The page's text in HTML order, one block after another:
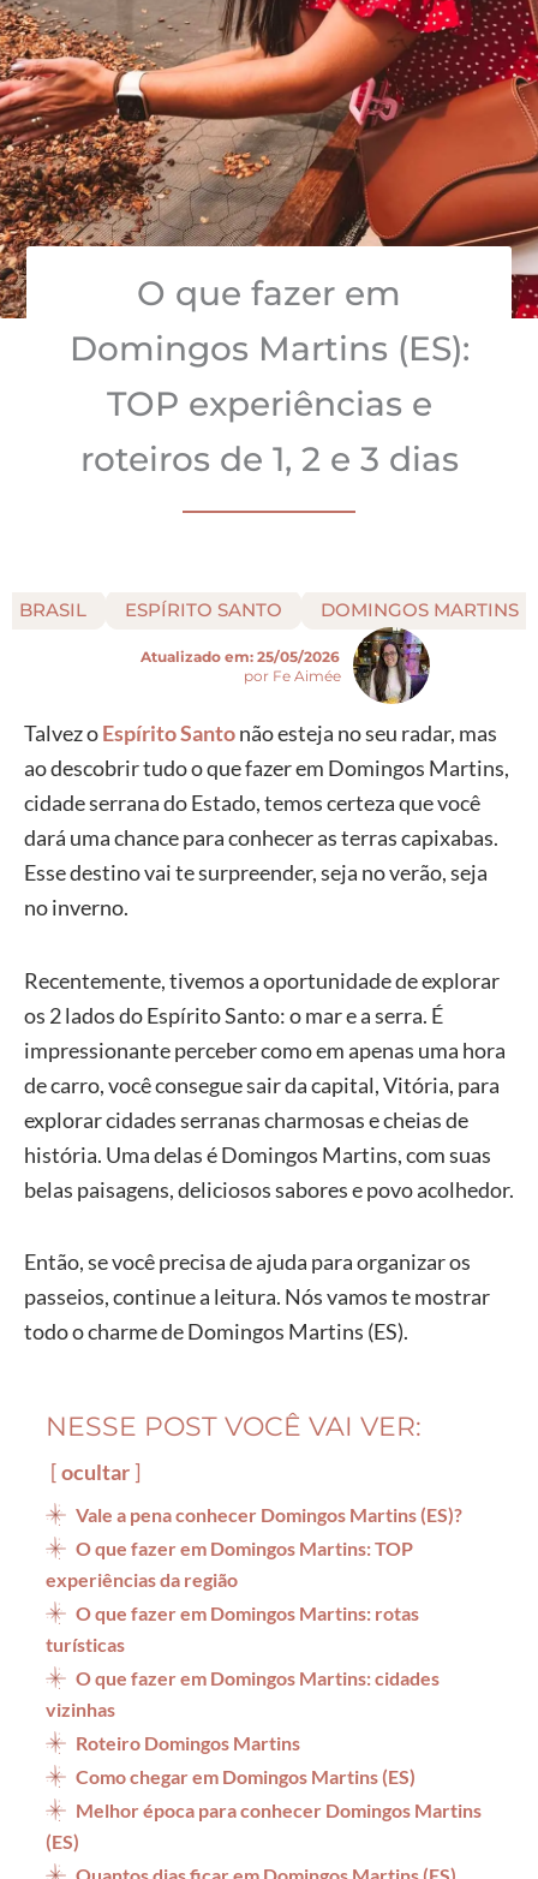
O que fazer em
Domingos Martins (ES):
TOP experiências e
roteiros de 1, 2 e 3 dias
BRASIL ESPÍRITO SANTO DOMINGOS MARTINS
Atualizado em: 25/05/2026
por Fe Aimée
Talvez oEspírito Santonão esteja no seu radar, mas
ao descobrir tudo o que fazer em Domingos Martins,
cidade serrana do Estado, temos certeza que você
dará uma chance para conhecer as terras capixabas.
Esse destino vai te surpreender, seja no verão, seja
no inverno.
Recentemente, tivemos a oportunidade de explorar
os 2 lados do Espírito Santo: o mar e a serra. É
impressionante perceber como em apenas uma hora
de carro, você consegue sair da capital, Vitória, para
explorar cidades serranas charmosas e cheias de
história. Uma delas é Domingos Martins, com suas
belas paisagens, deliciosos sabores e povo acolhedor.
Então, se você precisa de ajuda para organizar os
passeios, continue a leitura. Nós vamos te mostrar
todo o charme de Domingos Martins (ES).
NESSE POST VOCÊ VAI VER:
ocultar
Vale a pena conhecer Domingos Martins (ES)?
O que fazer em Domingos Martins: TOP
experiências da região
O que fazer em Domingos Martins: rotas
turísticas
O que fazer em Domingos Martins: cidades
vizinhas
Roteiro Domingos Martins
Como chegar em Domingos Martins (ES)
Melhor época para conhecer Domingos Martins
(ES)